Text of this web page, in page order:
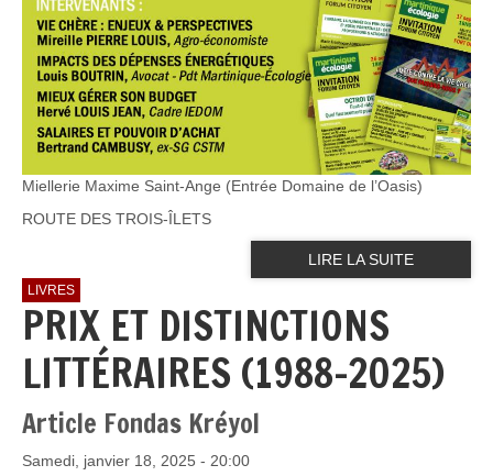
Miellerie Maxime Saint-Ange (Entrée Domaine de l’Oasis)
ROUTE DES TROIS-ÎLETS
LIRE LA SUITE
LIVRES
PRIX ET DISTINCTIONS
LITTÉRAIRES (1988-2025)
Article Fondas Kréyol
Samedi, janvier 18, 2025 - 20:00